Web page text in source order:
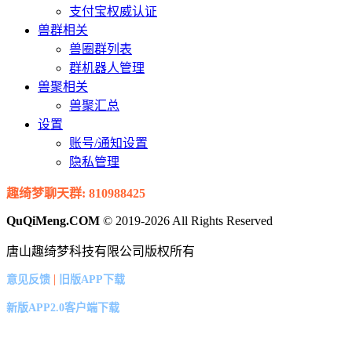
支付宝权威认证
兽群相关
兽圈群列表
群机器人管理
兽聚相关
兽聚汇总
设置
账号/通知设置
隐私管理
趣绮梦聊天群: 810988425
QuQiMeng.COM © 2019-2026 All Rights Reserved
唐山趣绮梦科技有限公司版权所有
意见反馈 | 旧版APP下载
新版APP2.0客户端下载